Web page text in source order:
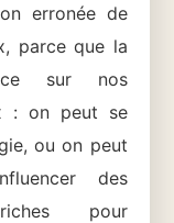
erronée de
parce que la
sur nos
: on peut se
ou on peut
des
pour